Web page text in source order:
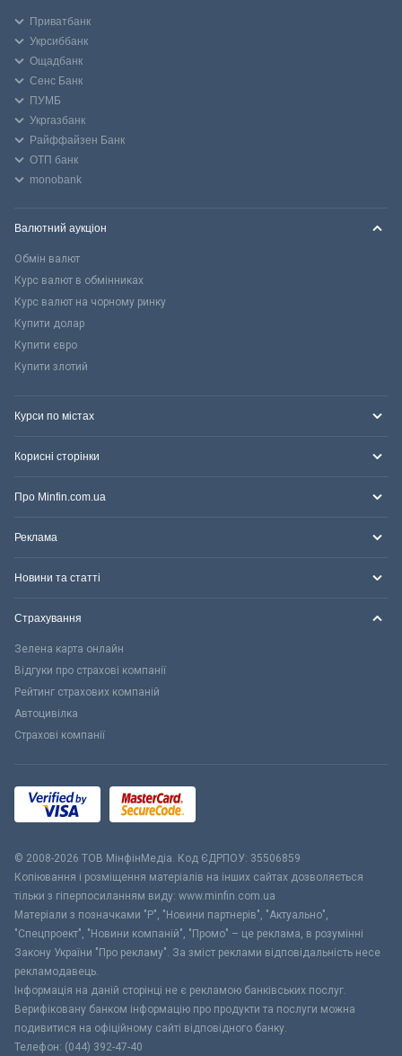
Приватбанк
Укрсиббанк
Ощадбанк
Сенс Банк
ПУМБ
Укргазбанк
Райффайзен Банк
ОТП банк
monobank
Валютний аукціон
Обмін валют
Курс валют в обмінниках
Курс валют на чорному ринку
Купити долар
Купити євро
Купити злотий
Курси по містах
Корисні сторінки
Про Minfin.com.ua
Реклама
Новини та статті
Страхування
Зелена карта онлайн
Відгуки про страхові компанії
Рейтинг страхових компаній
Автоцивілка
Страхові компанії
© 2008-2026 ТОВ МiнфiнМедiа. Код ЄДРПОУ: 35506859
Копіювання і розміщення матеріалів на інших сайтах дозволяється
тільки з гіперпосиланням виду: www.minfin.com.ua
Матеріали з позначками "Р", "Новини партнерів", "Актуально",
"Спецпроект", "Новини компаній", "Промо" – це реклама, в розумінні
Закону України "Про рекламу". За зміст реклами відповідальність несе
рекламодавець.
Інформація на даній сторінці не є рекламою банківських послуг.
Верифіковану банком інформацію про продукти та послуги можна
подивитися на офіційному сайті відповідного банку.
Телефон: (044) 392-47-40